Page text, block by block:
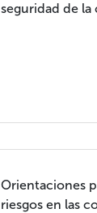
seguridad de
Orientaciones
riesgos en las